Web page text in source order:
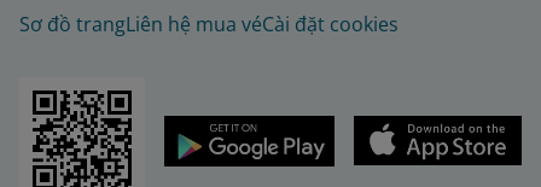
Sơ đồ trangLiên hệ mua véCài đặt cookies